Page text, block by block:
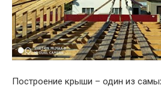
Построение крыши – один из